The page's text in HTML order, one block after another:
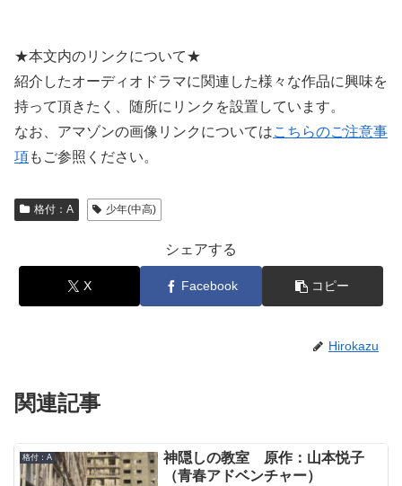
★本文内のリンクについて★
紹介したオーディオドラマに関連した様々な作品に興味を
持って頂きたく、随所にリンクを設置しています。
なお、アマゾンの画像リンクについてはこちらのご注意事
項もご参照ください。
格付：A 少年(中高)
シェアする
X Facebook コピー
Hirokazu
関連記事
格付：A
神隠しの教室 原作：山本悦子
（青春アドベンチャー）